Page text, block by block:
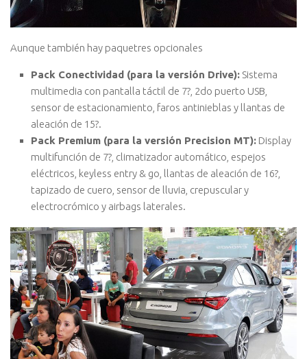
Aunque también hay paquetres opcionales
Pack Conectividad (para la versión Drive): Sistema
multimedia con pantalla táctil de 7?, 2do puerto USB,
sensor de estacionamiento, faros antinieblas y llantas de
aleación de 15?.
Pack Premium (para la versión Precision MT): Display
multifunción de 7?, climatizador automático, espejos
eléctricos, keyless entry & go, llantas de aleación de 16?,
tapizado de cuero, sensor de lluvia, crepuscular y
electrocrómico y airbags laterales.